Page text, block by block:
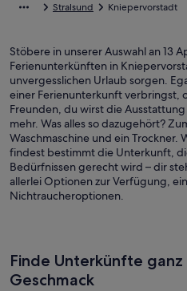
Stralsund Kniepervorstadt
Stöbere in unserer Auswahl an 13
Ferienunterkünften in
unvergesslichen Urlaub sorgen.
einer Ferienunterkunft verbringst,
Freunden, du wirst die
mehr. Was alles so dazugehört?
Waschmaschine und ein Trockner.
findest bestimmt die Unterkunft,
Bedürfnissen gerecht wird – dir
allerlei Optionen zur Verfügung,
Nichtraucheroptionen.
Finde Unterkünfte ganz
Geschmack